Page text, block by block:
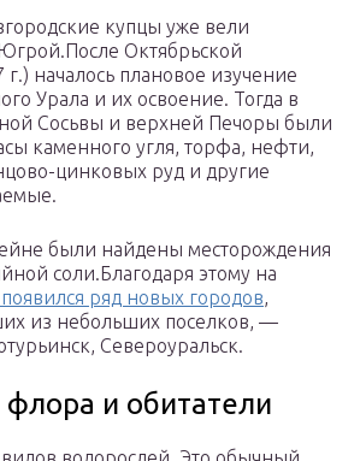
купцы уже вели
Октябрьской
началось плановое изучение
Урала и их освоение. Тогда в
Сосьвы и верхней Печоры были
каменного угля, торфа, нефти,
цинковых руд и другие
были найдены месторождения
соли.Благодаря этому на
ряд новых городов,
из небольших поселков, —
Североуральск.
и обитатели